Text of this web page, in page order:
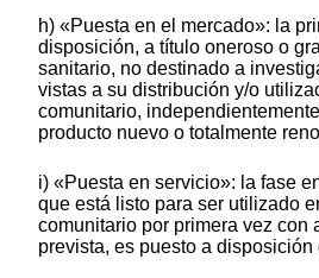
h) «Puesta en el mercado»: la
disposición, a título oneroso o
sanitario, no destinado a
vistas a su distribución y/o
comunitario,
producto nuevo o totalmente
i) «Puesta en servicio»: la fase
que está listo para ser utilizado
comunitario por primera vez con
prevista, es puesto a